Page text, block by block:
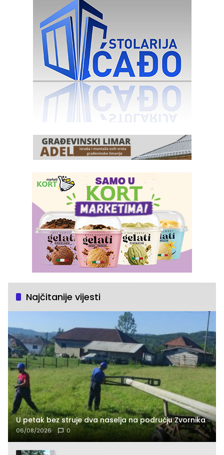
Najčitanije vijesti
U petak bez struje dva naselja na području Zvornika
06/08/2026 0